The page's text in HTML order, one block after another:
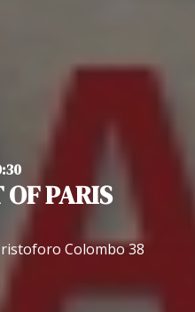
PARIS
Colombo 38